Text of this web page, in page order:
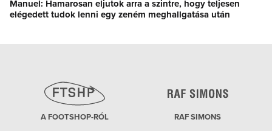
Next
post:
Manuel: Hamarosan eljutok arra a szintre, hogy teljesen
elégedett tudok lenni egy zeném meghallgatása után
A FOOTSHOP-RÓL RAF SIMONS